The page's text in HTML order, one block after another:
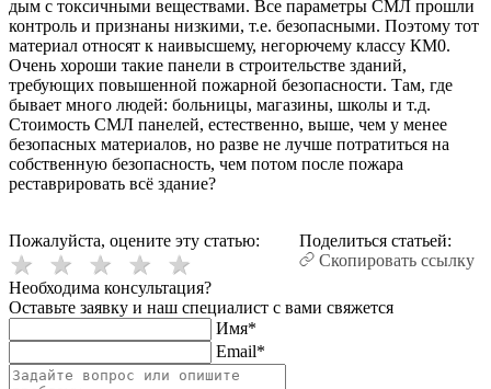
дым с токсичными веществами. Все параметры СМЛ прошли
контроль и признаны низкими, т.е. безопасными. Поэтому тот
материал относят к наивысшему, негорючему классу КМ0.
Очень хороши такие панели в строительстве зданий,
требующих повышенной пожарной безопасности. Там, где
бывает много людей: больницы, магазины, школы и т.д.
Стоимость СМЛ панелей, естественно, выше, чем у менее
безопасных материалов, но разве не лучше потратиться на
собственную безопасность, чем потом после пожара
реставрировать всё здание?
Пожалуйста, оцените эту статью:
Поделиться статьей:
Скопировать ссылку
Необходима консультация?
Оставьте заявку и наш специалист с вами свяжется
Имя*
Email*